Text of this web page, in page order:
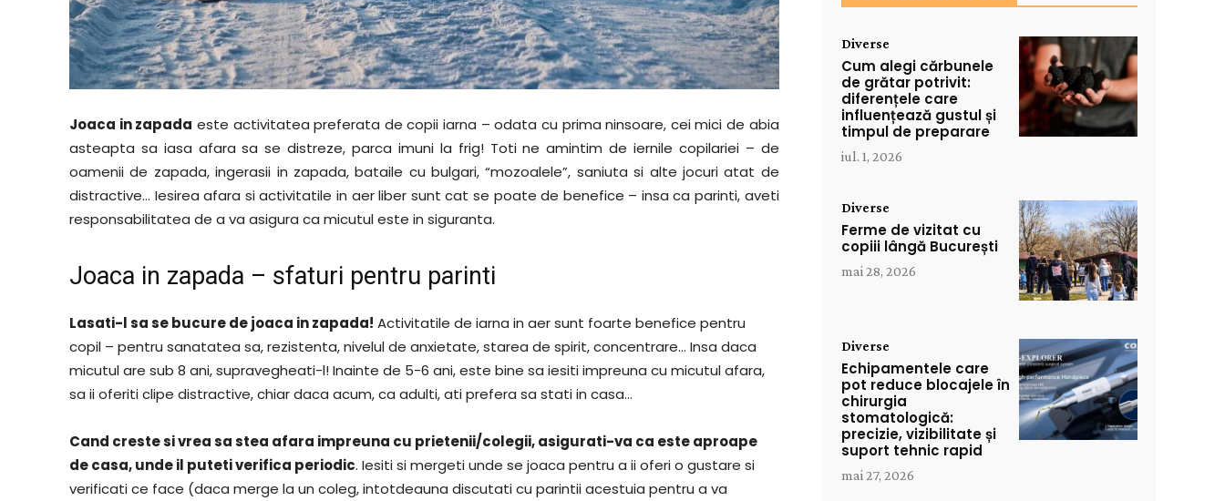
Joaca in zapada este activitatea preferata de copii iarna – odata cu prima ninsoare, cei mici de abia
asteapta sa iasa afara sa se distreze, parca imuni la frig! Toti ne amintim de iernile copilariei – de
oamenii de zapada, ingerasii in zapada, bataile cu bulgari, “mozoalele”, saniuta si alte jocuri atat de
distractive… Iesirea afara si activitatile in aer liber sunt cat se poate de benefice – insa ca parinti, aveti
responsabilitatea de a va asigura ca micutul este in siguranta.
Joaca in zapada – sfaturi pentru parinti
Lasati-l sa se bucure de joaca in zapada! Activitatile de iarna in aer sunt foarte benefice pentru
copil – pentru sanatatea sa, rezistenta, nivelul de anxietate, starea de spirit, concentrare… Insa daca
micutul are sub 8 ani, supravegheati-l! Inainte de 5-6 ani, este bine sa iesiti impreuna cu micutul afara,
sa ii oferiti clipe distractive, chiar daca acum, ca adulti, ati prefera sa stati in casa…
Cand creste si vrea sa stea afara impreuna cu prietenii/colegii, asigurati-va ca este aproape
de casa, unde il puteti verifica periodic. Iesiti si mergeti unde se joaca pentru a ii oferi o gustare si
verificati ce face (daca merge la un coleg, intotdeauna discutati cu parintii acestuia pentru a va
Diverse
Cum alegi cărbunele
de grătar potrivit:
diferențele care
influențează gustul și
timpul de preparare
iul. 1, 2026
Diverse
Ferme de vizitat cu
copiii lângă București
mai 28, 2026
Diverse
Echipamentele care
pot reduce blocajele în
chirurgia
stomatologică:
precizie, vizibilitate și
suport tehnic rapid
mai 27, 2026